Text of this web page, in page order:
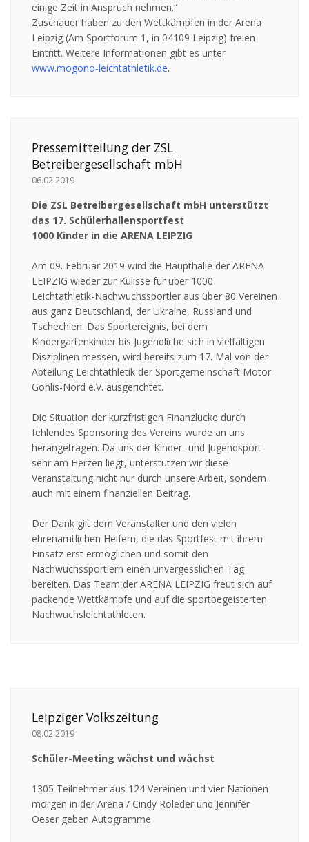
einige Zeit in Anspruch nehmen.“
Zuschauer haben zu den Wettkämpfen in der Arena
Leipzig (Am Sportforum 1, in 04109 Leipzig) freien
Eintritt. Weitere Informationen gibt es unter
www.mogono-leichtathletik.de.
Pressemitteilung der ZSL
Betreibergesellschaft mbH
06.02.2019
Die ZSL Betreibergesellschaft mbH unterstützt
das 17. Schülerhallensportfest
1000 Kinder in die ARENA LEIPZIG
Am 09. Februar 2019 wird die Haupthalle der ARENA
LEIPZIG wieder zur Kulisse für über 1000
Leichtathletik-Nachwuchssportler aus über 80 Vereinen
aus ganz Deutschland, der Ukraine, Russland und
Tschechien. Das Sportereignis, bei dem
Kindergartenkinder bis Jugendliche sich in vielfältigen
Disziplinen messen, wird bereits zum 17. Mal von der
Abteilung Leichtathletik der Sportgemeinschaft Motor
Gohlis-Nord e.V. ausgerichtet.
Die Situation der kurzfristigen Finanzlücke durch
fehlendes Sponsoring des Vereins wurde an uns
herangetragen. Da uns der Kinder- und Jugendsport
sehr am Herzen liegt, unterstützen wir diese
Veranstaltung nicht nur durch unsere Arbeit, sondern
auch mit einem finanziellen Beitrag.
Der Dank gilt dem Veranstalter und den vielen
ehrenamtlichen Helfern, die das Sportfest mit ihrem
Einsatz erst ermöglichen und somit den
Nachwuchssportlern einen unvergesslichen Tag
bereiten. Das Team der ARENA LEIPZIG freut sich auf
packende Wettkämpfe und auf die sportbegeisterten
Nachwuchsleichtathleten.
Leipziger Volkszeitung
08.02.2019
Schüler-Meeting wächst und wächst
1305 Teilnehmer aus 124 Vereinen und vier Nationen
morgen in der Arena / Cindy Roleder und Jennifer
Oeser geben Autogramme